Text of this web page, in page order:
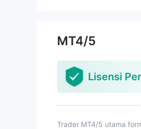
MT4/5
Lisensi
Trader MT4/5 utama